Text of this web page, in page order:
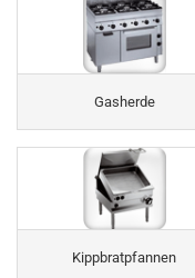
Gasherde
Kippbratpfannen